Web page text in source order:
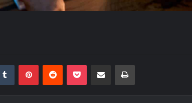
Tumblr PinterestReddit Pocket Teile per E-Mail Drucken